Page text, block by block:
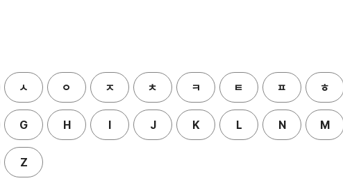
ㅅ ㅇ ㅈ ㅊ ㅋ ㅌ ㅍ ㅎ
G H I J K L N M
Z